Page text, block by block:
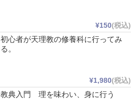
¥150(税込)
初心者が天理教の修養科に行ってみ
る。
¥1,980(税込)
教典入門 理を味わい、身に行う